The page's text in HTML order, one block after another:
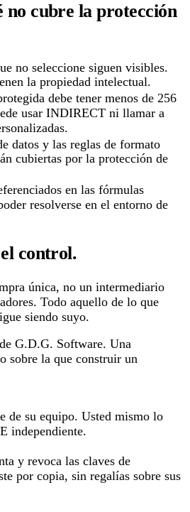
no cubre la protección
no seleccione siguen visibles.
la propiedad intelectual.
debe tener menos de 256
usar INDIRECT ni llamar a
datos y las reglas de formato
cubiertas por la protección de
en las fórmulas
resolverse en el entorno de
control.
única, no un intermediario
Todo aquello de lo que
siendo suyo.
G.D.G. Software. Una
sobre la que construir un
de su equipo. Usted mismo lo
independiente.
y revoca las claves de
por copia, sin regalías sobre sus